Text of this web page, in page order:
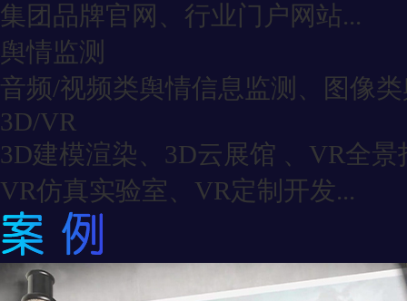
集团品牌官网、行业门户网站...
舆情监测
音频/视频类舆情信息监测、图像
3D/VR
3D建模渲染、3D云展馆 、VR全景
VR仿真实验室、VR定制开发...